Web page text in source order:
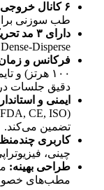
۶ کانال خروجی مجزا:
طب سوزنی
دارای ۳ مد تحریک تخصصی:
Dense-Disperse برای پوشش تمامی نیازهای درمانی.
فرکانس و
دقیق جلسات
ایمنی و
تضمین می‌کند.
کاربری
چینی،
طراحی بهینه:
مطب‌های